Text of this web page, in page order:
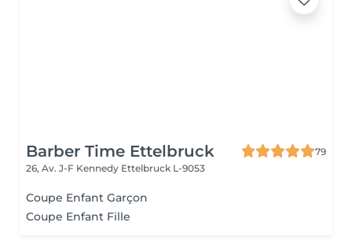
Barber Time Ettelbruck
79
26, Av. J-F Kennedy Ettelbruck L-9053
Coupe Enfant Garçon
Coupe Enfant Fille